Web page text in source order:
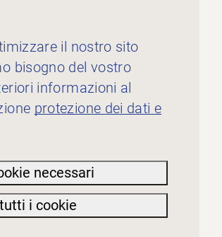
il nostro sito
bisogno del vostro
informazioni al
protezione dei dati e
necessari
i cookie